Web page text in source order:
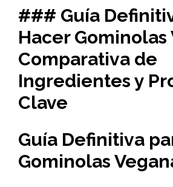
### Guía
Hacer Gominolas
Comparativa de
Ingredientes y
Clave
Guía Definitiva
Gominolas